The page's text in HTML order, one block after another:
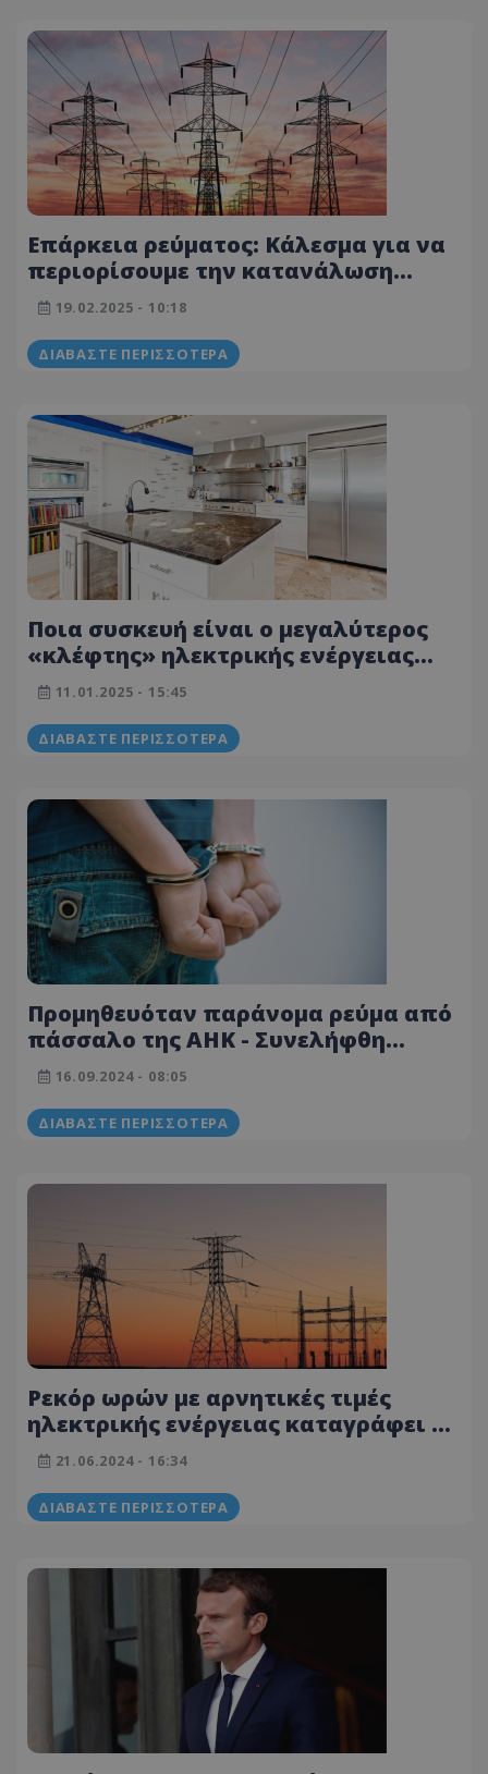
Επάρκεια ρεύματος: Κάλεσμα για να
περιορίσουμε την κατανάλωση
ενέργειας – Πότε μπορεί να υπάρξει
διακοπή
19.02.2025 - 10:18
ΔΙΑΒΆΣΤΕ ΠΕΡΙΣΣΌΤΕΡΑ
Ποια συσκευή είναι ο μεγαλύτερος
«κλέφτης» ηλεκτρικής ενέργειας
στο σπίτι σας
11.01.2025 - 15:45
ΔΙΑΒΆΣΤΕ ΠΕΡΙΣΣΌΤΕΡΑ
Προμηθευόταν παράνομα ρεύμα από
πάσσαλο της ΑΗΚ - Συνελήφθη
30χρονος
16.09.2024 - 08:05
ΔΙΑΒΆΣΤΕ ΠΕΡΙΣΣΌΤΕΡΑ
Ρεκόρ ωρών με αρνητικές τιμές
ηλεκτρικής ενέργειας καταγράφει το
2024 η Ευρώπη
21.06.2024 - 16:34
ΔΙΑΒΆΣΤΕ ΠΕΡΙΣΣΌΤΕΡΑ